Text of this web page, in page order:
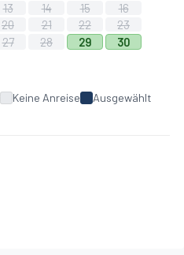
13 14 15
16
20 21 22
23
27 28 29
30
Keine Anreise Ausgewählt